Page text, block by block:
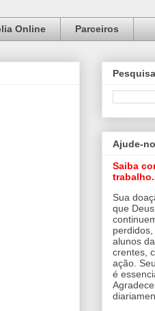
Online Parceiros
Ajude-
Saiba
trabalho.
Sua
que
alunos
crentes,
ação.
é